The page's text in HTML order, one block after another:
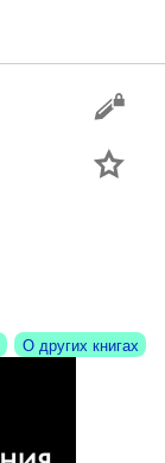
О других книгах